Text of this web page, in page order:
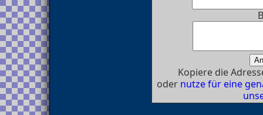
Kopiere die
oder nutze für eine